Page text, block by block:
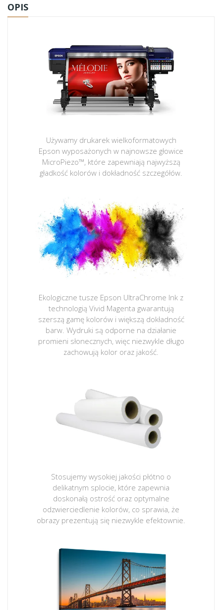
OPIS
Używamy drukarek wielkoformatowych
Epson wyposażonych w najnowsze głowice
MicroPiezo™, które zapewniają najwyższą
gładkość kolorów i dokładność szczegółów.
Ekologiczne tusze Epson UltraChrome Ink z
technologią Vivid Magenta gwarantują
szerszą gamę kolorów i większą dokładność
barw. Wydruki są odporne na działanie
promieni słonecznych, więc niezwykle długo
zachowują kolor oraz jakość.
Stosujemy wysokiej jakości płótno o
delikatnym splocie, które zapewnia
doskonałą ostrość oraz optymalne
odzwierciedlenie kolorów, co sprawia, że
obrazy prezentują się niezwykle efektownie.